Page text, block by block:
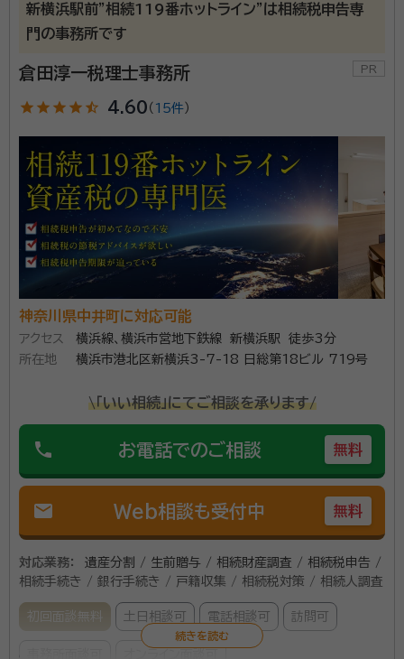
新横浜駅前"相続119番ホットライン"は相続税申告専
門の事務所です
倉田淳一税理士事務所
star star star star star_half 4.60 （ 15件 ）
神奈川県中井町に対応可能
アクセス
横浜線、横浜市営地下鉄線 新横浜駅 徒歩3分
所在地
横浜市港北区新横浜3-7-18 日総第18ビル 719号
\「いい相続」にてご相談を承ります/
phone お電話でのご相談 無料
mail Web相談も受付中 無料
対応業務：
遺産分割 / 生前贈与 / 相続財産調査 / 相続税申告 /
相続手続き / 銀行手続き / 戸籍収集 / 相続税対策 / 相続人調査
初回面談無料 土日相談可 電話相談可 訪問可